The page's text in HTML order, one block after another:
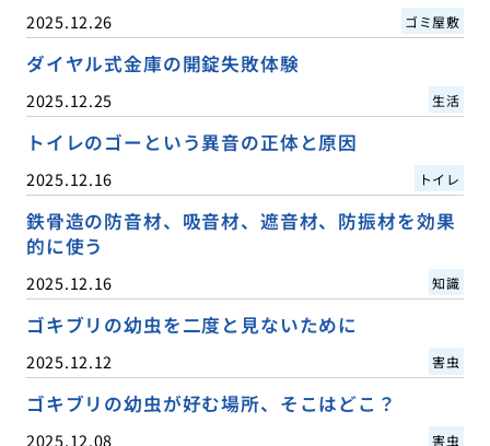
2025.12.26 ゴミ屋敷
ダイヤル式金庫の開錠失敗体験
2025.12.25 生活
トイレのゴーという異音の正体と原因
2025.12.16 トイレ
鉄骨造の防音材、吸音材、遮音材、防振材を効果
的に使う
2025.12.16 知識
ゴキブリの幼虫を二度と見ないために
2025.12.12 害虫
ゴキブリの幼虫が好む場所、そこはどこ？
2025.12.08 害虫